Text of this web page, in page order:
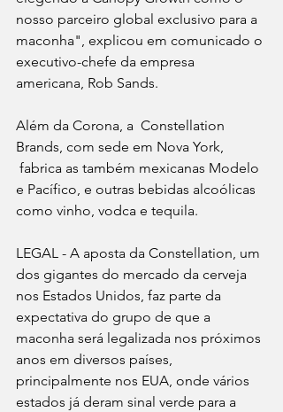
nosso parceiro global exclusivo para a
maconha", explicou em comunicado o
executivo-chefe da empresa
americana, Rob Sands.
Além da Corona, a  Constellation
Brands, com sede em Nova York,
fabrica as também mexicanas Modelo
e Pacífico, e outras bebidas alcoólicas
como vinho, vodca e tequila.
LEGAL - A aposta da Constellation, um
dos gigantes do mercado da cerveja
nos Estados Unidos, faz parte da
expectativa do grupo de que a
maconha será legalizada nos próximos
anos em diversos países,
principalmente nos EUA, onde vários
estados já deram sinal verde para a